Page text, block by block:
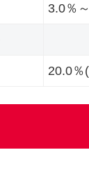
3.0％
20.0％